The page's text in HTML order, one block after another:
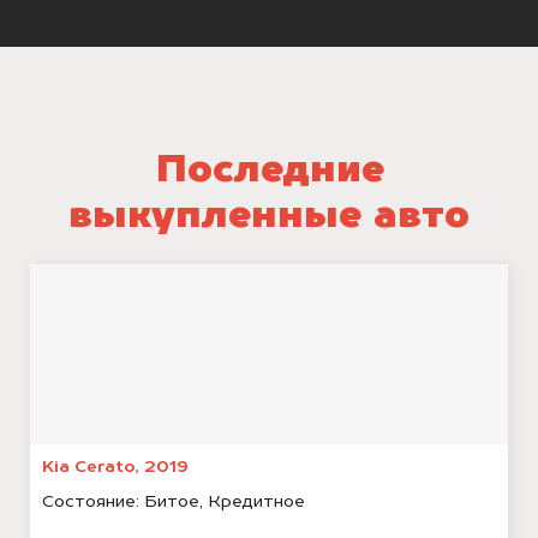
Последние
выкупленные авто
Kia Cerato, 2019
Состояние: Битое, Кредитное